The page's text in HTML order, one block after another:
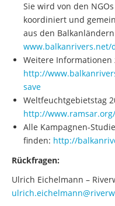
Sie wird von den
koordiniert und
aus den
www.balkanrivers.net/
Weitere Informationen
http://
save
Weltfeuchtgebietstag
http://
Alle Kampagnen-
finden: http://
Rückfragen:
Ulrich Eichelmann –